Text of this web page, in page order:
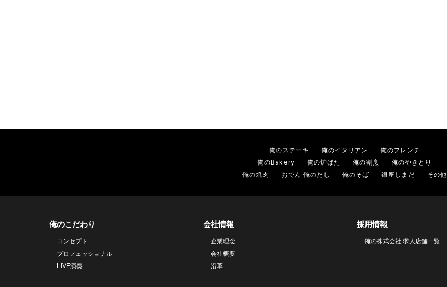
俺のステーキ 俺のイタリアン
俺のフレンチ
俺のBakery
俺の炉ばた 俺の割烹
俺のやきとり
俺の焼肉
おでん 俺のだし 俺のそば 銀座しまだ その他
俺のこだわり
コンセプト
プロフェッショナル
LIVE演奏
会社情報
企業理念
会社概要
沿革
採用情報
俺の株式会社 求人店舗一覧